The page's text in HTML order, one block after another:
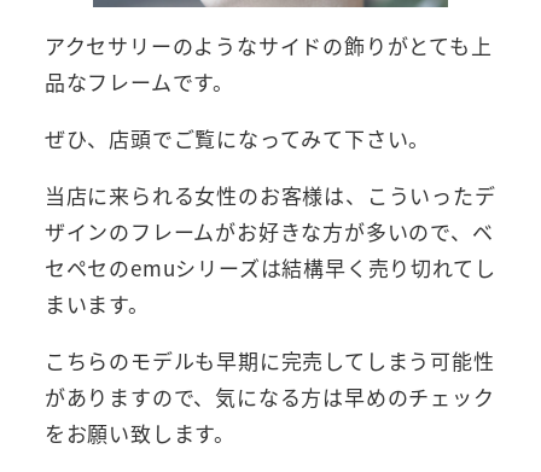
アクセサリーのようなサイドの飾りがとても上
品なフレームです。
ぜひ、店頭でご覧になってみて下さい。
当店に来られる女性のお客様は、こういったデ
ザインのフレームがお好きな方が多いので、ベ
セペセのemuシリーズは結構早く売り切れてし
まいます。
こちらのモデルも早期に完売してしまう可能性
がありますので、気になる方は早めのチェック
をお願い致します。